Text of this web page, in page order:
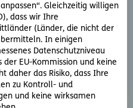
Gleichzeitig willigen
dass wir Ihre
(Länder, die nicht der
In einigen
Datenschutzniveau
der EU-Kommission und keine
daher das Risiko, dass Ihre
zu Kontroll- und
und keine wirksamen
Unsere Rechtsexperten
und schnell.
stellen